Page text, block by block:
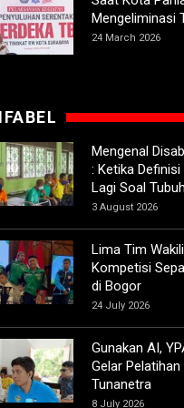
Mengeliminasi
24 March 2026
Mengenal
: Ketika
Lagi Soal Tubuh
3 August 2026
Lima Tim
Kompetisi
di Bogor
24 July 2026
Gunakan AI,
Gelar
Tunanetra
8 July 2026